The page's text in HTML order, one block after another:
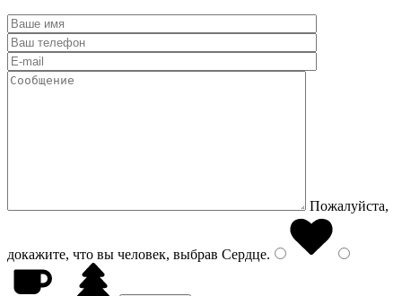
Пожалуйста,
докажите, что вы человек, выбрав Сердце.